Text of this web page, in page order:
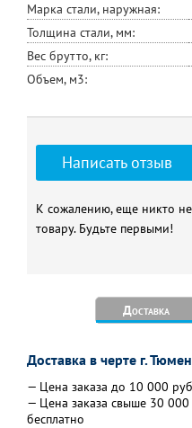
Марка стали, наружная:
Толщина стали, мм:
Вес брутто, кг:
Объем, м3:
Написать отзыв
К сожалению, еще никто
товару. Будьте первыми!
Доставка
Доставка в черте г.
— Цена заказа до 10 000
— Цена заказа свыше 30 000
бесплатно